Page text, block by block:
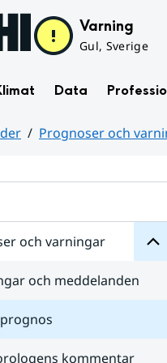
innehåll Varning
Gul, Sverige
Data
Prognoser och
och varningar
för
och meddelanden
kommentar